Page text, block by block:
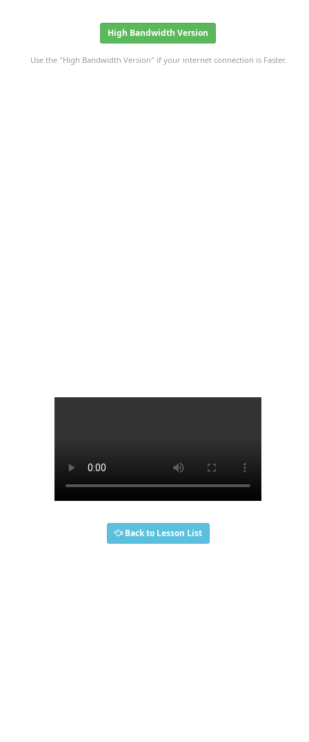
High Bandwidth Version
Use the "High Bandwidth Version" if your internet connection is Faster.
Back to Lesson List